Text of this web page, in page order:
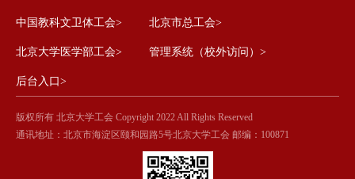
中国教科文卫体工会> 北京市总工会>
北京大学医学部工会> 管理系统（校外访问）>
后台入口>
版权所有 北京大学工会 Copyright 2022 All Rights Reserved
通讯地址：北京市海淀区颐和园路5号北京大学工会 邮编：100871